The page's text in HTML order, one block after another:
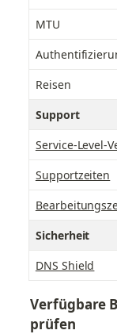
MTU
Reisen
Support
Service-Level-
Supportzeiten
Sicherheit
DNS Shield
Verfügbare
prüfen